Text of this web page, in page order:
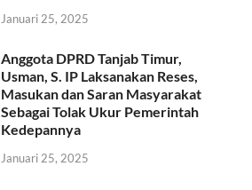
Januari 25, 2025
Anggota DPRD Tanjab Timur,
Usman, S. IP Laksanakan Reses,
Masukan dan Saran Masyarakat
Sebagai Tolak Ukur Pemerintah
Kedepannya
Januari 25, 2025